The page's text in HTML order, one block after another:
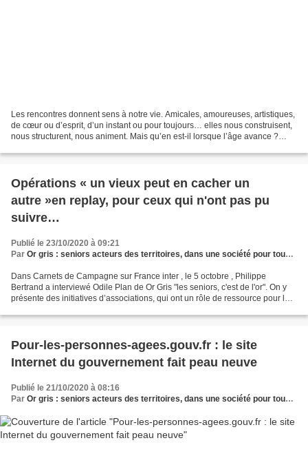
Les rencontres donnent sens à notre vie. Amicales, amoureuses, artistiques,
de cœur ou d’esprit, d’un instant ou pour toujours… elles nous construisent,
nous structurent, nous animent. Mais qu’en est-il lorsque l’âge avance ?
Opérations « un vieux peut en cacher un
autre »en replay, pour ceux qui n'ont pas pu
suivre…
Publié le 23/10/2020 à 09:21
Par Or gris : seniors acteurs des territoires, dans une société pour tous les âges
Dans Carnets de Campagne sur France inter , le 5 octobre , Philippe
Bertrand a interviewé Odile Plan de Or Gris "les seniors, c'est de l'or". On y
présente des initiatives d’associations, qui ont un rôle de ressource pour la
Pour-les-personnes-agees.gouv.fr : le site
Internet du gouvernement fait peau neuve
Publié le 21/10/2020 à 08:16
Par Or gris : seniors acteurs des territoires, dans une société pour tous les âges